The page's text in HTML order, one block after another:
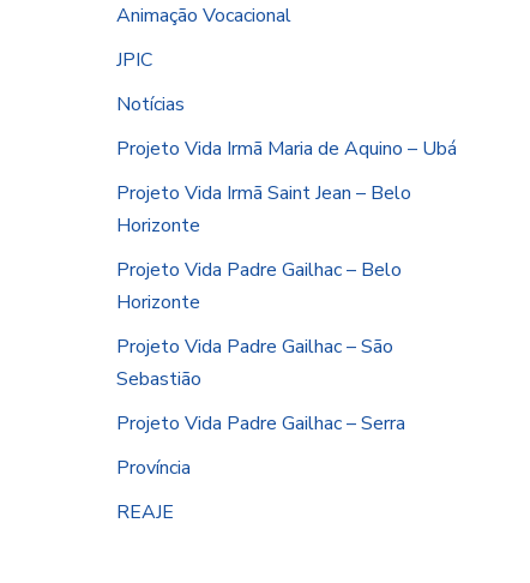
Animação Vocacional
JPIC
Notícias
Projeto Vida Irmã Maria de Aquino – Ubá
Projeto Vida Irmã Saint Jean – Belo
Horizonte
Projeto Vida Padre Gailhac – Belo
Horizonte
Projeto Vida Padre Gailhac – São
Sebastião
Projeto Vida Padre Gailhac – Serra
Província
REAJE